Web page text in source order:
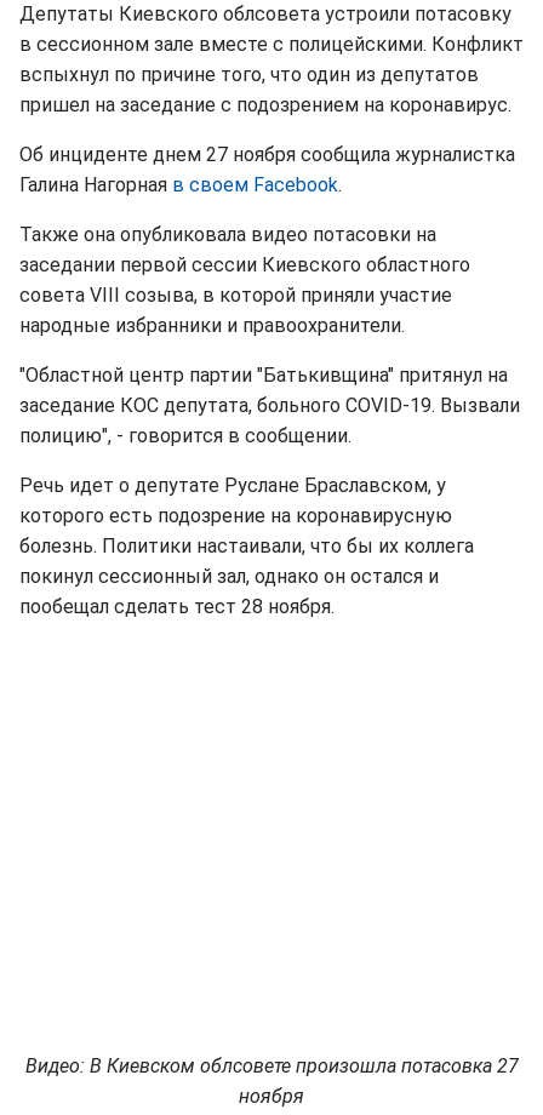
Депутаты Киевского облсовета устроили потасовку
в сессионном зале вместе с полицейскими. Конфликт
вспыхнул по причине того, что один из депутатов
пришел на заседание с подозрением на коронавирус.
Об инциденте днем 27 ноября сообщила журналистка
Галина Нагорная в своем Facebook.
Также она опубликовала видео потасовки на
заседании первой сессии Киевского областного
совета VIII созыва, в которой приняли участие
народные избранники и правоохранители.
"Областной центр партии "Батькивщина" притянул на
заседание КОС депутата, больного COVID-19. Вызвали
полицию", - говорится в сообщении.
Речь идет о депутате Руслане Браславском, у
которого есть подозрение на коронавирусную
болезнь. Политики настаивали, что бы их коллега
покинул сессионный зал, однако он остался и
пообещал сделать тест 28 ноября.
Видео: В Киевском облсовете произошла потасовка 27
ноября